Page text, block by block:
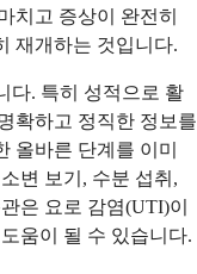
치고 증상이 완전히
재개하는 것입니다.
다. 특히 성적으로 활
확하고 정직한 정보를
올바른 단계를 이미
변 보기, 수분 섭취,
은 요로 감염(UTI)이
움이 될 수 있습니다.